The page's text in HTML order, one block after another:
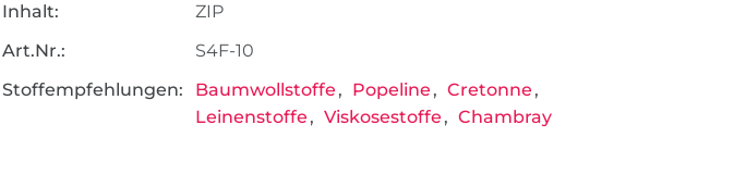
Inhalt:
ZIP
Art.Nr.:
S4F-10
Stoffempfehlungen:
Baumwollstoffe Popeline
Cretonne
Leinenstoffe
Viskosestoffe Chambray